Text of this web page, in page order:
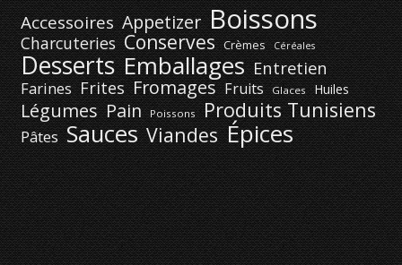
Accessoires Appetizer Boissons
Charcuteries Conserves Crèmes Céréales
Desserts Emballages Entretien
Farines Frites Fromages Fruits Glaces Huiles
Légumes Pain Poissons Produits Tunisiens
Pâtes Sauces Viandes Épices